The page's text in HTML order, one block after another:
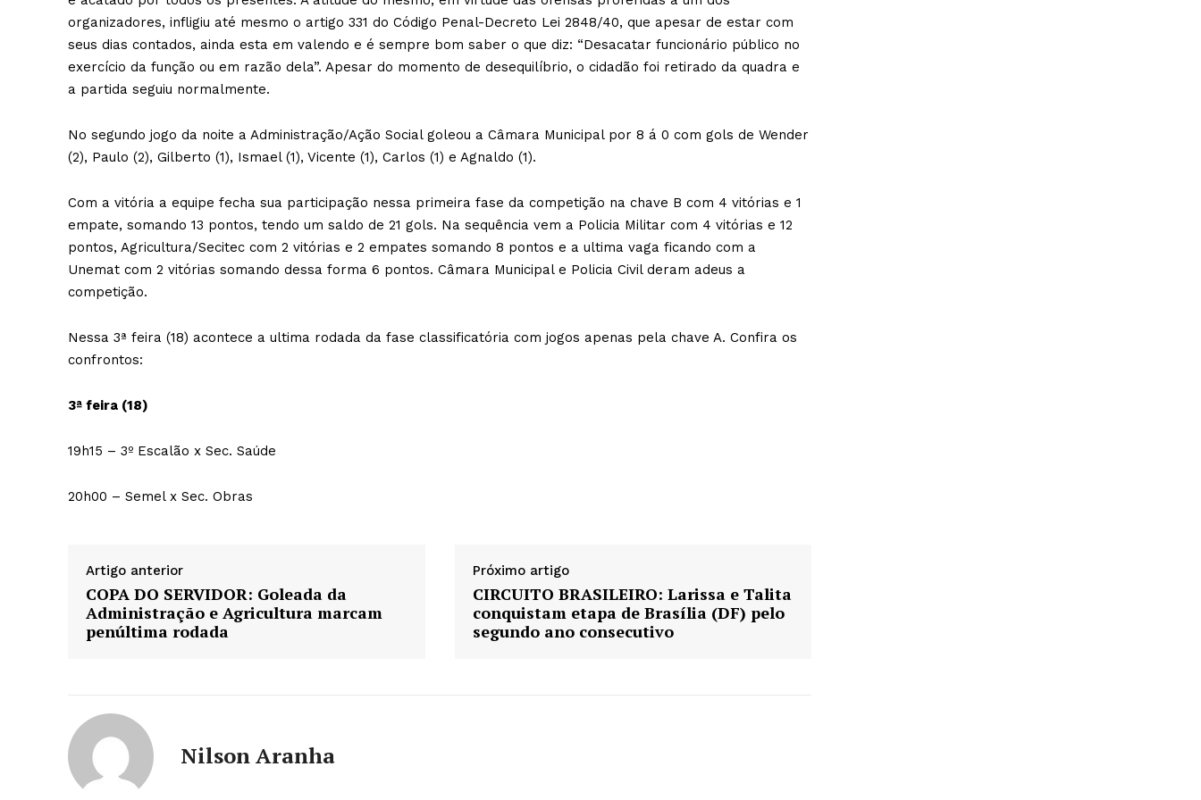
organizadores, infligiu até mesmo o artigo 331 do Código Penal-Decreto Lei 2848/40, que apesar de estar com
seus dias contados, ainda esta em valendo e é sempre bom saber o que diz: “Desacatar funcionário público no
exercício da função ou em razão dela”. Apesar do momento de desequilíbrio, o cidadão foi retirado da quadra e
a partida seguiu normalmente.
No segundo jogo da noite a Administração/Ação Social goleou a Câmara Municipal por 8 á 0 com gols de Wender
(2), Paulo (2), Gilberto (1), Ismael (1), Vicente (1), Carlos (1) e Agnaldo (1).
Com a vitória a equipe fecha sua participação nessa primeira fase da competição na chave B com 4 vitórias e 1
empate, somando 13 pontos, tendo um saldo de 21 gols. Na sequência vem a Policia Militar com 4 vitórias e 12
pontos, Agricultura/Secitec com 2 vitórias e 2 empates somando 8 pontos e a ultima vaga ficando com a
Unemat com 2 vitórias somando dessa forma 6 pontos. Câmara Municipal e Policia Civil deram adeus a
competição.
Nessa 3ª feira (18) acontece a ultima rodada da fase classificatória com jogos apenas pela chave A. Confira os
confrontos:
3ª feira (18)
19h15 – 3º Escalão x Sec. Saúde
20h00 – Semel x Sec. Obras
Artigo anterior
COPA DO SERVIDOR: Goleada da
Administração e Agricultura marcam
penúltima rodada
Próximo artigo
CIRCUITO BRASILEIRO: Larissa e Talita
conquistam etapa de Brasília (DF) pelo
segundo ano consecutivo
Nilson Aranha